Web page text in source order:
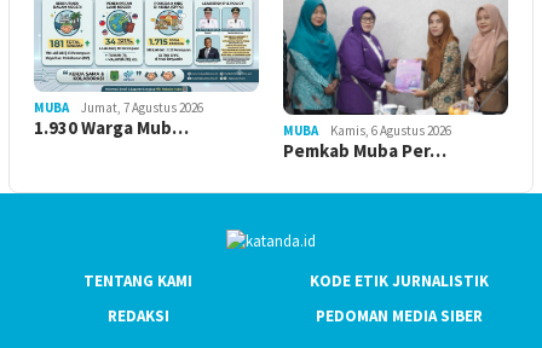
MUBA Jumat, 7 Agustus 2026
1.930 Warga Mub… MUBA Kamis, 6 Agustus 2026
Pemkab Muba Per…
TENTANG KAMI
KODE ETIK JURNALISTIK
REDAKSI
PEDOMAN MEDIA SIBER